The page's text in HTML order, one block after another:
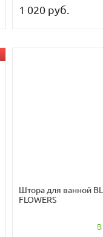
1 020 руб.
Штора для ванной
FLOWERS